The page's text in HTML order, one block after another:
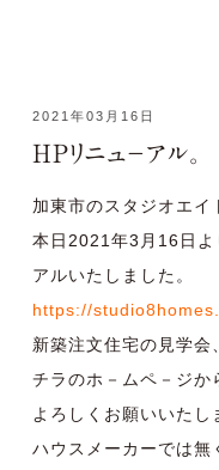
2021年03月16日
HPリニュ－アル。
加東市のスタジオエイ
本日2021年3月16日よ
アルいたしました。
https://
新築注文住宅の見学会
チラのホ－ムペ－ジか
よろしくお願いいたし
ハウスメーカーでは無